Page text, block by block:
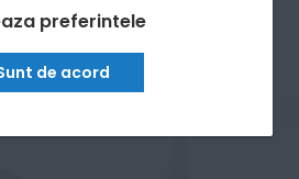
preferintele
de acord